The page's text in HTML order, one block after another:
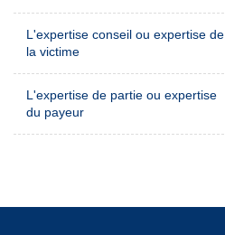
L'expertise conseil ou expertise de
la victime
L'expertise de partie ou expertise
du payeur